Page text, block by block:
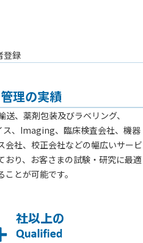
登録
理の実績
、薬剤包装及びラベリング、
ス、Imaging、臨床検査会社、機器
会社、校正会社などの幅広いサービ
おり、お客さまの試験・研究に最適
とが可能です。